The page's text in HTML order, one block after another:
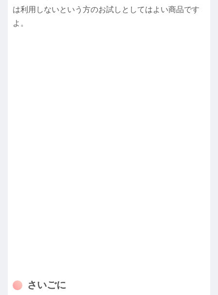
は利用しないという方のお試しとしてはよい商品です
よ。
さいごに